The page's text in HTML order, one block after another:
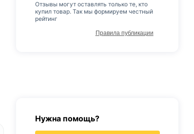
Отзывы могут оставлять только те, кто
купил товар. Так мы формируем честный
рейтинг
Правила публикации
Нужна помощь?